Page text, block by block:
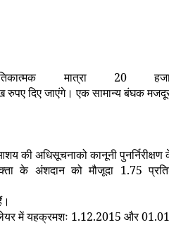
मात्रा 20
रुपए दिए जाएंगे। एक सामान्य बंघक
की अधिसूचनाको कानूनी
के अंशदान को मौजूदा 1.75
में यहक्रमशः 1.12.2015 और